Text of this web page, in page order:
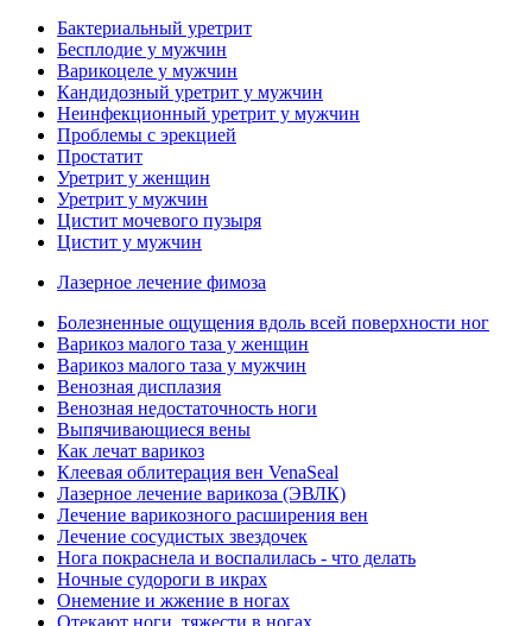
Бактериальный уретрит
Бесплодие у мужчин
Варикоцеле у мужчин
Кандидозный уретрит у мужчин
Неинфекционный уретрит у мужчин
Проблемы с эрекцией
Простатит
Уретрит у женщин
Уретрит у мужчин
Цистит мочевого пузыря
Цистит у мужчин
Лазерное лечение фимоза
Болезненные ощущения вдоль всей поверхности ног
Варикоз малого таза у женщин
Варикоз малого таза у мужчин
Венозная дисплазия
Венозная недостаточность ноги
Выпячивающиеся вены
Как лечат варикоз
Клеевая облитерация вен VenaSeal
Лазерное лечение варикоза (ЭВЛК)
Лечение варикозного расширения вен
Лечение сосудистых звездочек
Нога покраснела и воспалилась - что делать
Ночные судороги в икрах
Онемение и жжение в ногах
Отекают ноги, тяжести в ногах